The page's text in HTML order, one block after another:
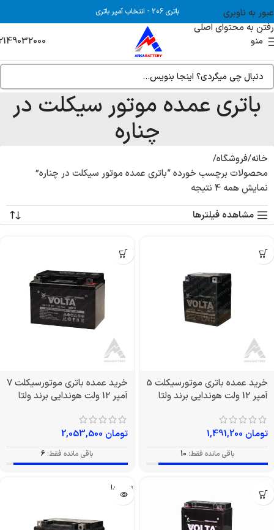
عبور به ناوبری
رفتن به محتوای اصلی
باتری 206 - انتخاب آمپر باتری
منو
باتری عمده موتور سیکلت در
چناره
خانه فروشگاه
محصولات برچسب خورده “باتری عمده موتور سیکلت در چناره”
نمایش همه 4 نتیجه
مشاهده فیلترها
خرید عمده باتری موتورسیکلت 5
آمپر 12 ولت هوندایی برند ولتا
تومان
باقی مانده فقط: 10
خرید عمده باتری موتورسیکلت 7
آمپر 12 ولت هوندایی برند ولتا
تومان
باقی مانده فقط: 6
تمام شد!